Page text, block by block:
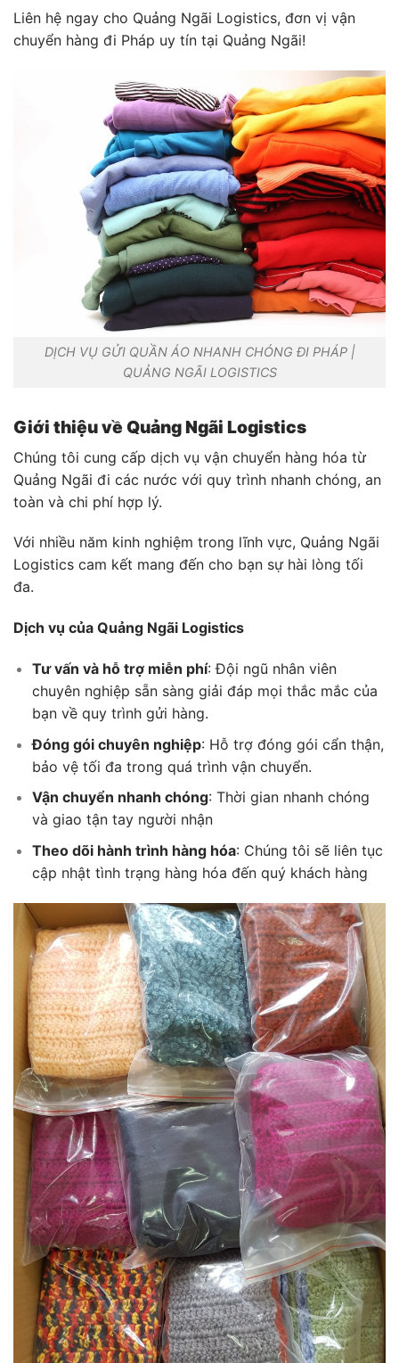
Liên hệ ngay cho Quảng Ngãi Logistics, đơn vị vận
chuyển hàng đi Pháp uy tín tại Quảng Ngãi!
DỊCH VỤ GỬI QUẦN ÁO NHANH CHÓNG ĐI PHÁP |
QUẢNG NGÃI LOGISTICS
Giới thiệu về Quảng Ngãi Logistics
Chúng tôi cung cấp dịch vụ vận chuyển hàng hóa từ
Quảng Ngãi đi các nước với quy trình nhanh chóng, an
toàn và chi phí hợp lý.
Với nhiều năm kinh nghiệm trong lĩnh vực, Quảng Ngãi
Logistics cam kết mang đến cho bạn sự hài lòng tối
đa.
Dịch vụ của Quảng Ngãi Logistics
Tư vấn và hỗ trợ miễn phí: Đội ngũ nhân viên
chuyên nghiệp sẵn sàng giải đáp mọi thắc mắc của
bạn về quy trình gửi hàng.
Đóng gói chuyên nghiệp: Hỗ trợ đóng gói cẩn thận,
bảo vệ tối đa trong quá trình vận chuyển.
Vận chuyển nhanh chóng: Thời gian nhanh chóng
và giao tận tay người nhận
Theo dõi hành trình hàng hóa: Chúng tôi sẽ liên tục
cập nhật tình trạng hàng hóa đến quý khách hàng